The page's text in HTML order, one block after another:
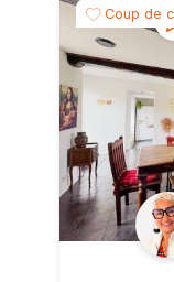
Coup de